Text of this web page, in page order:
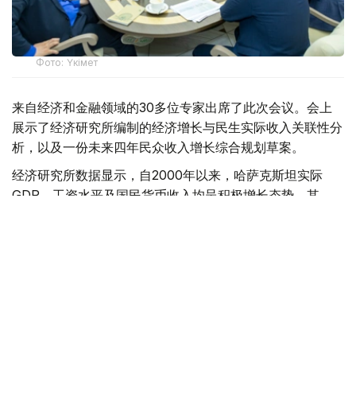
Фото: Үкімет
来自经济和金融领域的30多位专家出席了此次会议。会上
展示了经济研究所编制的经济增长与民生实际收入关联性分
析，以及一份未来四年民众收入增长综合规划草案。
经济研究所数据显示，自2000年以来，哈萨克斯坦实际
GDP、工资水平及国民货币收入均呈积极增长态势。其